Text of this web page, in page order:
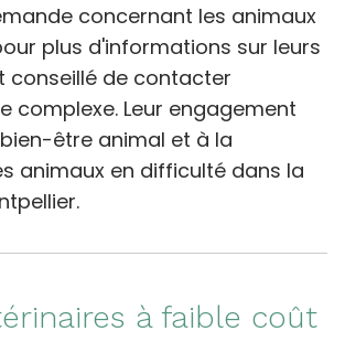
concernant les animaux
plus d'informations sur leurs
conseillé de contacter
complexe. Leur engagement
être animal et à la
animaux en difficulté dans la
à faible coût